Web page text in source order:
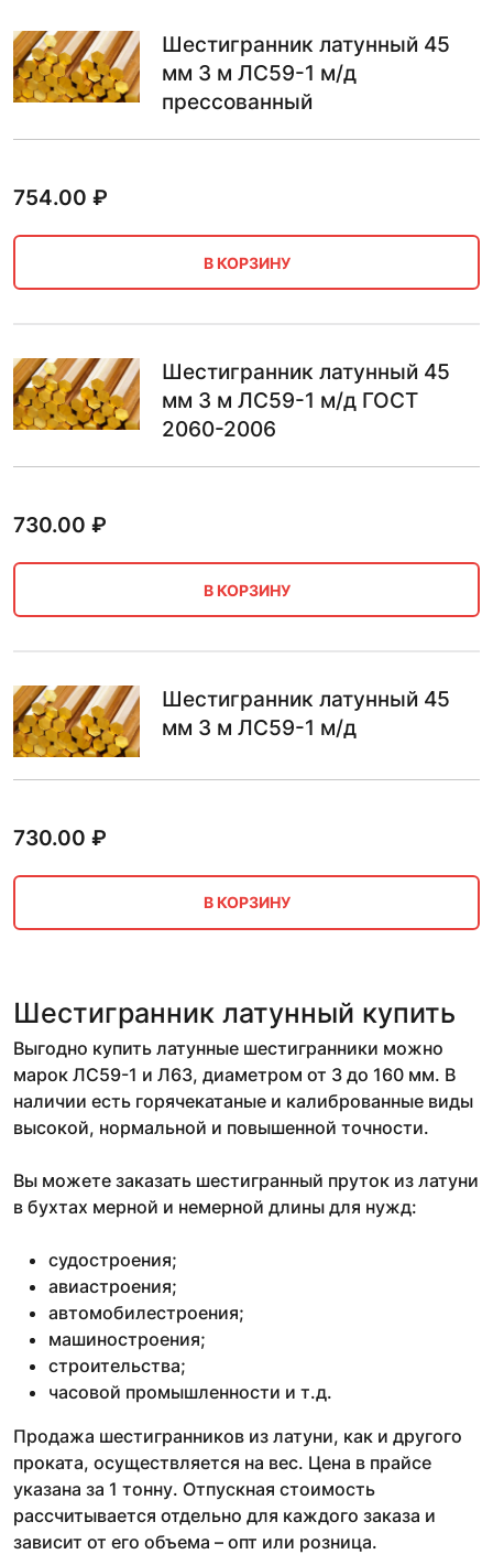
Шестигранник латунный 45
мм 3 м ЛС59-1 м/д
прессованный
754.00 ₽
В КОРЗИНУ
Шестигранник латунный 45
мм 3 м ЛС59-1 м/д ГОСТ
2060-2006
730.00 ₽
В КОРЗИНУ
Шестигранник латунный 45
мм 3 м ЛС59-1 м/д
730.00 ₽
В КОРЗИНУ
Шестигранник латунный купить
Выгодно купить латунные шестигранники можно
марок ЛС59-1 и Л63, диаметром от 3 до 160 мм. В
наличии есть горячекатаные и калиброванные виды
высокой, нормальной и повышенной точности.
Вы можете заказать шестигранный пруток из латуни
в бухтах мерной и немерной длины для нужд:
судостроения;
авиастроения;
автомобилестроения;
машиностроения;
строительства;
часовой промышленности и т.д.
Продажа шестигранников из латуни, как и другого
проката, осуществляется на вес. Цена в прайсе
указана за 1 тонну. Отпускная стоимость
рассчитывается отдельно для каждого заказа и
зависит от его объема – опт или розница.